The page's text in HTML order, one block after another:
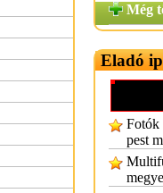
Még
Eladó
Fotók
pest